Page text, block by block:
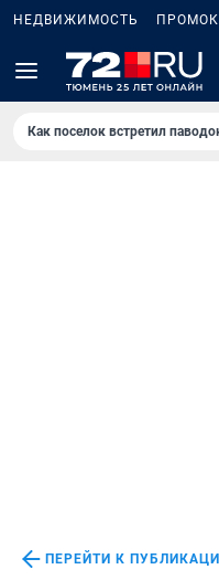
НЕДВИЖИМОСТЬ
Как поселок встретил
ПЕРЕЙТИ К